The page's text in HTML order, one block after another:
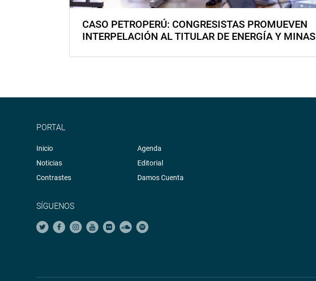
CASO PETROPERÚ: CONGRESISTAS PROMUEVEN
INTERPELACIÓN AL TITULAR DE ENERGÍA Y MINAS
PORTAL
Inicio
Noticias
Contrastes
Agenda
Editorial
Damos Cuenta
SÍGUENOS